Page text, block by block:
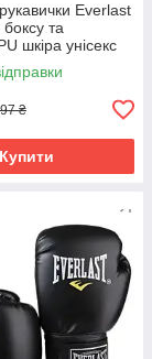
Everlast
та
шкіра унісекс
8-BL)
₴
Купити